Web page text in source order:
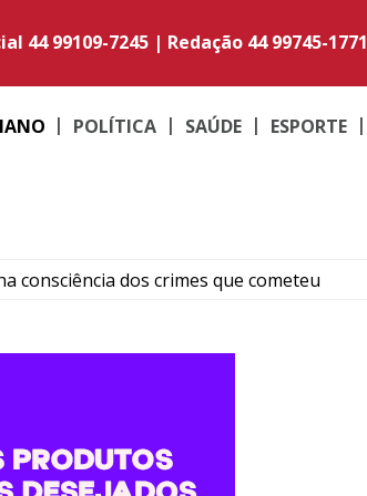
44 99109-7245 | Redação 44 99745-1771
POLÍTICA SAÚDE ESPORTE
consciência dos crimes que cometeu
a tornozeleira se apresenta à PM